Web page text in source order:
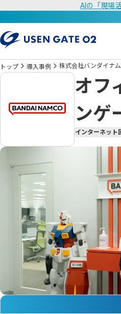
AIの「現場
トップ 導入事例 株式会社バンダイナ
オフ
ンゲ
インターネット